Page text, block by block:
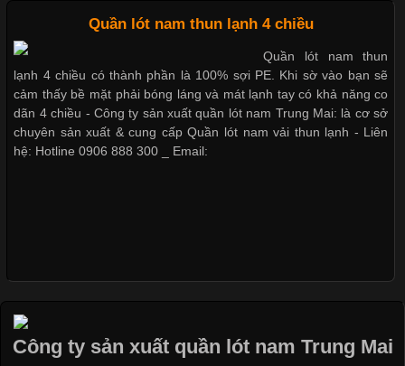
Cập nhật 2026-05-09 15:58:23
Các Form Áo Thun Phổ Biến Hiện Nay Và Xu Hướng Trong
Ngành May Mặc Áo thun là một trong những trang phục quen
thuộc và được sử dụng phổ biến nhất hiện nay. Không chỉ đa
dạng về màu sắc hay chất liệu, áo thun còn có nhiều form dáng
khác nhau để phù hợp với từng phong cách thời trang và nhu
cầu
Áo phông là một trong những trang phục phổ biến nhất trong
đời sống hiện đại nhờ sự tiện lợi, thoải mái và dễ phối đồ.
Không chỉ xuất hiện trong thời trang thường ngày, áo phông còn
Dễ chịu hơn với quần lót nam giá rẻ vải Cotton 4 chiều
Quần lót nam thun lạnh 4 chiều
Quần lót nam thun
lạnh 4 chiều có thành phần là 100% sợi PE. Khi sờ vào bạn sẽ
cảm thấy bề mặt phải bóng láng và mát lạnh tay có khả năng co
dãn 4 chiều - Công ty sản xuất quần lót nam Trung Mai: là cơ sở
chuyên sản xuất & cung cấp Quần lót nam vải thun lạnh - Liên
hệ: Hotline 0906 888 300 _ Email:
Công ty sản xuất quần lót nam Trung Mai